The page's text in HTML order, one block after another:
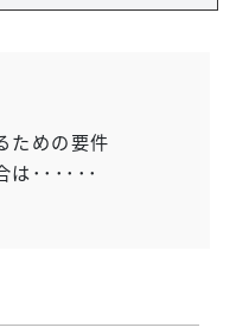
ための要件
は･･････